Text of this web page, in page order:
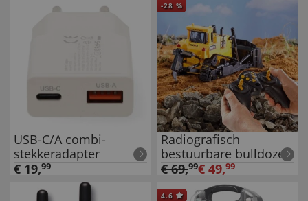
USB-C/A combi-
stekkeradapter
€ 19,99
-28 %
Radiografisch
bestuurbare bulldozer
€69,99€ 49,99
4.6